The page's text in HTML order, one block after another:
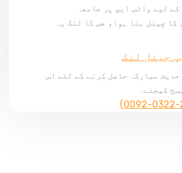
لیے واٹس ایپ پر جامعہ
کا چینل بنا ہوا، جس کا لنک یہ
جینل لنک
حدیث مبارکہ حاصل کرنے کے لئے اس
کیجئے۔